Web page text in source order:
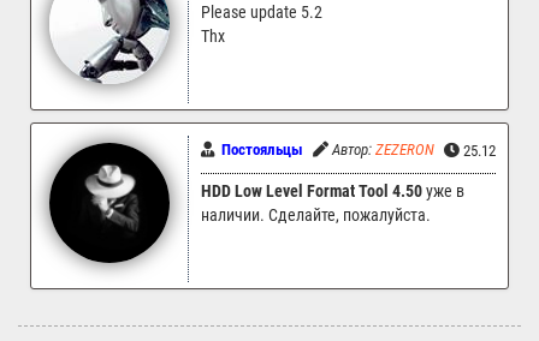
Please update 5.2
Thx
Постояльцы Автор: ZEZERON 25.12.2024
HDD Low Level Format Tool 4.50уже в
наличии. Сделайте, пожалуйста.